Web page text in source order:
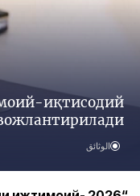
иқтисодий
الوثائق